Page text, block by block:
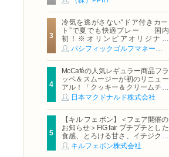
(木)より順次スタート
冷気を逃がさない“ドア付きカー
ト”で夏でも快適プレー 国内
初！※オリンピアオリジナル
「AirCon Cart（エアコンカー
ト）」導入 | ＰＧＭ
McCaféの人気レギュラー商品フラ
ッペ＆スムージーが初のリニュー
アル！「クッキー＆クリームチョ
コフラッペ」「マンゴースムージ
ー」8月5日（水）から販売開始
日本マクドナルド株式会社
【キル フェ ボン】＜フェア開催の
お知らせ＞FIG fair プチプチとした
食感、とろける甘さ、イチジクの
魅力をたっぷりと。新作を含め、
イチジク尽くしの全4種が登場8月
キルフェボン株式会社